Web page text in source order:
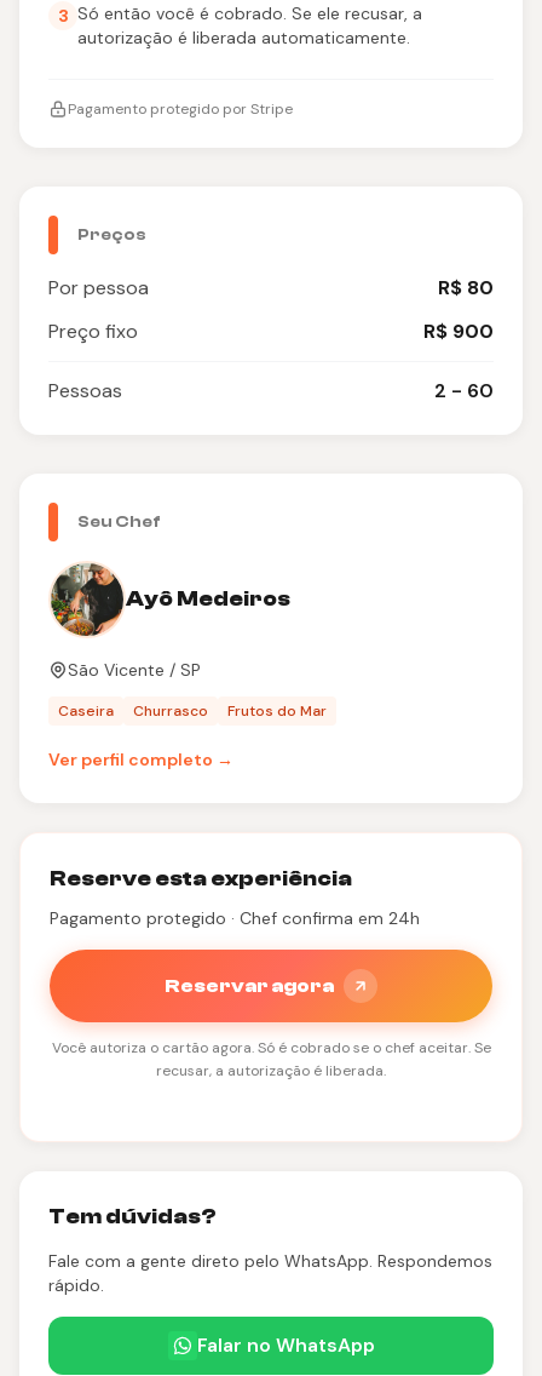
3 Só então você é cobrado. Se ele recusar, a
autorização é liberada automaticamente.
Pagamento protegido por Stripe
Preços
Por pessoa
R$ 80
Preço fixo
R$ 900
Pessoas 2 - 60
Seu Chef
Ayô Medeiros
São Vicente / SP
Caseira Churrasco Frutos do Mar
Ver perfil completo →
Reserve esta experiência
Pagamento protegido · Chef confirma em 24h
Reservar agora
Você autoriza o cartão agora. Só é cobrado se o chef aceitar. Se
recusar, a autorização é liberada.
Tem dúvidas?
Fale com a gente direto pelo WhatsApp. Respondemos
rápido.
Falar no WhatsApp